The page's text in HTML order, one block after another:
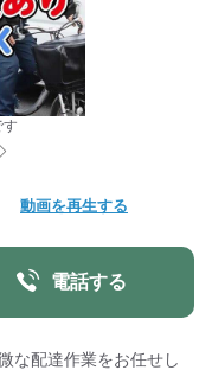
す
動画を再生する
電話する
な配達作業をお任せし